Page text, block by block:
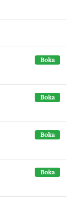
Boka
Boka
Boka
Boka